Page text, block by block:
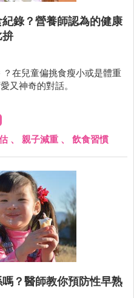
錄？營養師認為的健康
拚
在兒童偏挑食瘦小或是體重
又神奇的對話。
、 親子減重 、 飲食習慣
？醫師教你預防性早熟